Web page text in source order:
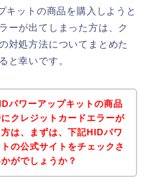
キットの商品を購入しようと
ーが出てしまった方は、ク
対処方法についてまとめた
と幸いです。
パワーアップキットの商品
クレジットカードエラーが
は、まずは、下記HIDパワ
の公式サイトをチェックさ
がでしょうか？